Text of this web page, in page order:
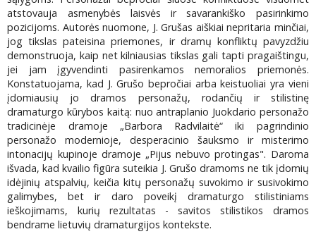
atstovauja asmenybės laisvės ir savarankiško pasirinkimo
pozicijoms. Autorės nuomone, J. Grušas aiškiai nepritaria minčiai,
jog tikslas pateisina priemones, ir dramų konfliktų pavyzdžiu
demonstruoja, kaip net kilniausias tikslas gali tapti pragaištingu,
jei jam įgyvendinti pasirenkamos nemoralios priemonės.
Konstatuojama, kad J. Grušo bepročiai arba keistuoliai yra vieni
įdomiausių jo dramos personažų, rodančių ir stilistinę
dramaturgo kūrybos kaitą: nuo antraplanio Juokdario personažo
tradicinėje dramoje „Barbora Radvilaitė“ iki pagrindinio
personažo modernioje, desperacinio šauksmo ir misterimo
intonacijų kupinoje dramoje „Pijus nebuvo protingas". Daroma
išvada, kad kvailio figūra suteikia J. Grušo dramoms ne tik įdomių
idėjinių atspalvių, keičia kitų personažų suvokimo ir susivokimo
galimybes, bet ir daro poveikį dramaturgo stilistiniams
ieškojimams, kurių rezultatas - savitos stilistikos dramos
bendrame lietuvių dramaturgijos kontekste.